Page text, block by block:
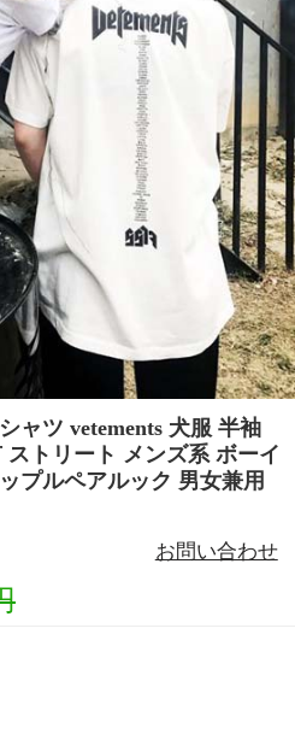
ャツ vetements 犬服 半袖
トリート メンズ系 ボーイ
プルペアルック 男女兼用
お問い合わせ